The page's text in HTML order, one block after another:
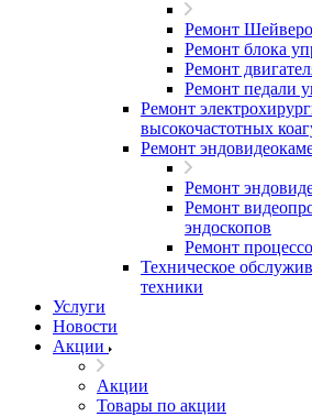
Ремонт
Ремонт блока
Ремонт
Ремонт педали
Ремонт
высокочастотных
Ремонт
Ремонт
Ремонт
эндоскопов
Ремонт
Техническое
техники
Услуги
Новости
Акции
Акции
Товары по акции